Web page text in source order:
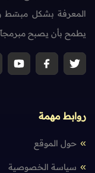
المعرفة بشكل
يطمح بأن يصبح مبرمجاً
روابط مهمة
حول الموقع
سياسة الخصوصية